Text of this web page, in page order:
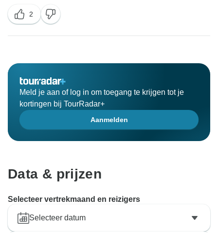
2
Meld je aan of log in om toegang te krijgen tot je
kortingen bij TourRadar+
Aanmelden
Data & prijzen
Selecteer vertrekmaand en reizigers
Selecteer datum